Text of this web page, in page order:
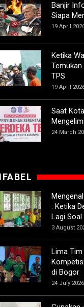
Banjir
Siapa
19 April
Ketika
Temukan
TPS
19 April
Saat
24 March
: Ketika
Lagi Soal
3 August
Lima
di Bogor
24 July 2026